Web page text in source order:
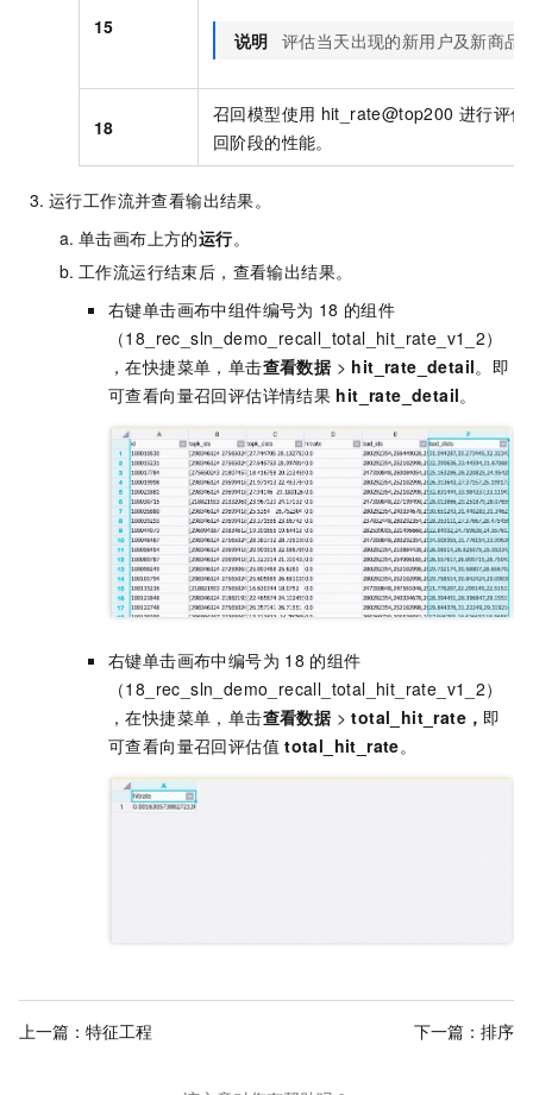
15
说明 评估当天出现的新用户及新商品
18
召回模型使用 hit_rate@top200 进行评估
回阶段的性能。
运行工作流并查看输出结果。
单击画布上方的运行。
工作流运行结束后，查看输出结果。
右键单击画布中组件编号为 18 的组件
（18_rec_sln_demo_recall_total_hit_rate_v1_2）
，在快捷菜单，单击查看数据> hit_rate_detail。即
可查看向量召回评估详情结果 hit_rate_detail。
右键单击画布中编号为 18 的组件
（18_rec_sln_demo_recall_total_hit_rate_v1_2）
，在快捷菜单，单击查看数据>total_hit_rate， 即
可查看向量召回评估值 total_hit_rate。
上一篇： 特征工程 下一篇： 排序